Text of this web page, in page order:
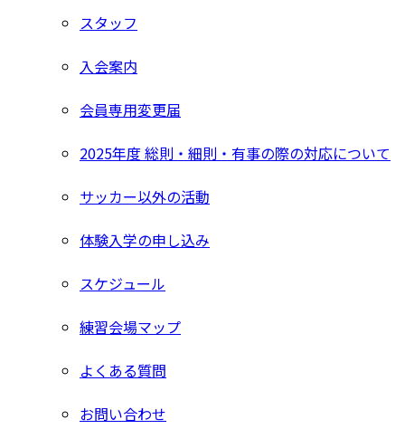
スタッフ
入会案内
会員専用変更届
2025年度 総則・細則・有事の際の対応について
サッカー以外の活動
体験入学の申し込み
スケジュール
練習会場マップ
よくある質問
お問い合わせ